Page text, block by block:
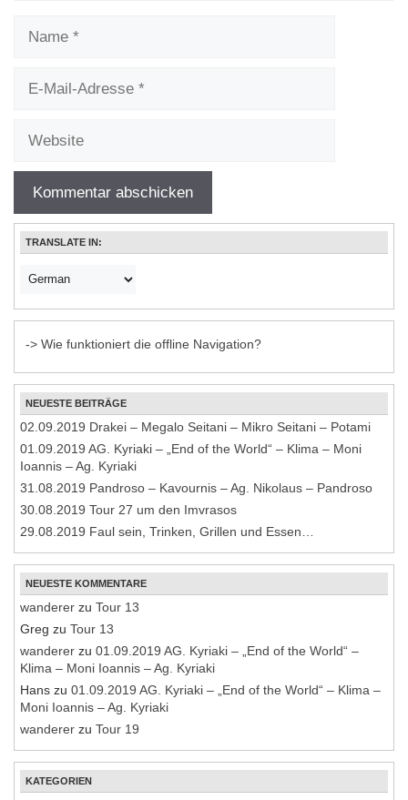
Mail-
TRANSLATE IN:
-> Wie funktioniert die offline Navigation?
NEUESTE BEITRÄGE
02.09.2019 Drakei – Megalo Seitani – Mikro Seitani – Potami
01.09.2019 AG. Kyriaki – „End of the World“ – Klima – Moni
Ioannis – Ag. Kyriaki
31.08.2019 Pandroso – Kavournis – Ag. Nikolaus – Pandroso
30.08.2019 Tour 27 um den Imvrasos
29.08.2019 Faul sein, Trinken, Grillen und Essen…
NEUESTE KOMMENTARE
wanderer zu Tour 13
Greg zu Tour 13
wanderer zu 01.09.2019 AG. Kyriaki – „End of the World“ –
Klima – Moni Ioannis – Ag. Kyriaki
Hans zu 01.09.2019 AG. Kyriaki – „End of the World“ – Klima –
Moni Ioannis – Ag. Kyriaki
wanderer zu Tour 19
KATEGORIEN